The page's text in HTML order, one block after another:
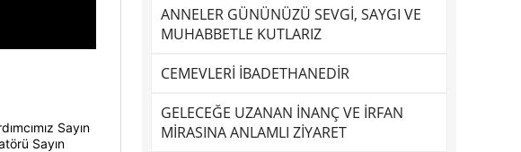
Sayın
Sayın
ANNELER GÜNÜNÜZÜ SEVGİ, SAYGI VE
MUHABBETLE KUTLARIZ
CEMEVLERİ İBADETHANEDİR
GELECEĞE UZANAN İNANÇ VE İRFAN
MİRASINA ANLAMLI ZİYARET